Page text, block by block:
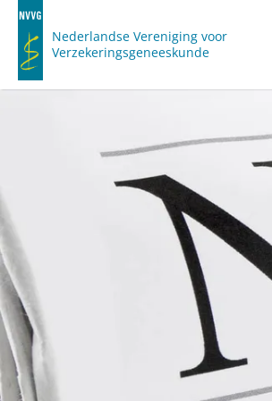
Nederlandse Vereniging voor
Verzekeringsgeneeskunde